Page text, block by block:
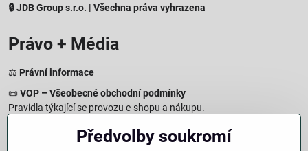
🔒 JDB Group s.r.o. | Všechna práva vyhrazena
Právo + Média
⚖️ Právní informace
📜VOP – Všeobecné obchodní podmínky
Pravidla týkající se provozu e-shopu a nákupu.
Zásady zpracování osobních údajů
Jak chráníme a zpracováváme vaše osobní údaje.
Předvolby soukromí